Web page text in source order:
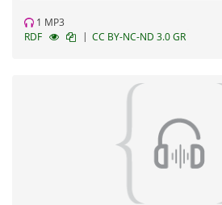
1 MP3
RDF
| CC BY-NC-ND 3.0 GR